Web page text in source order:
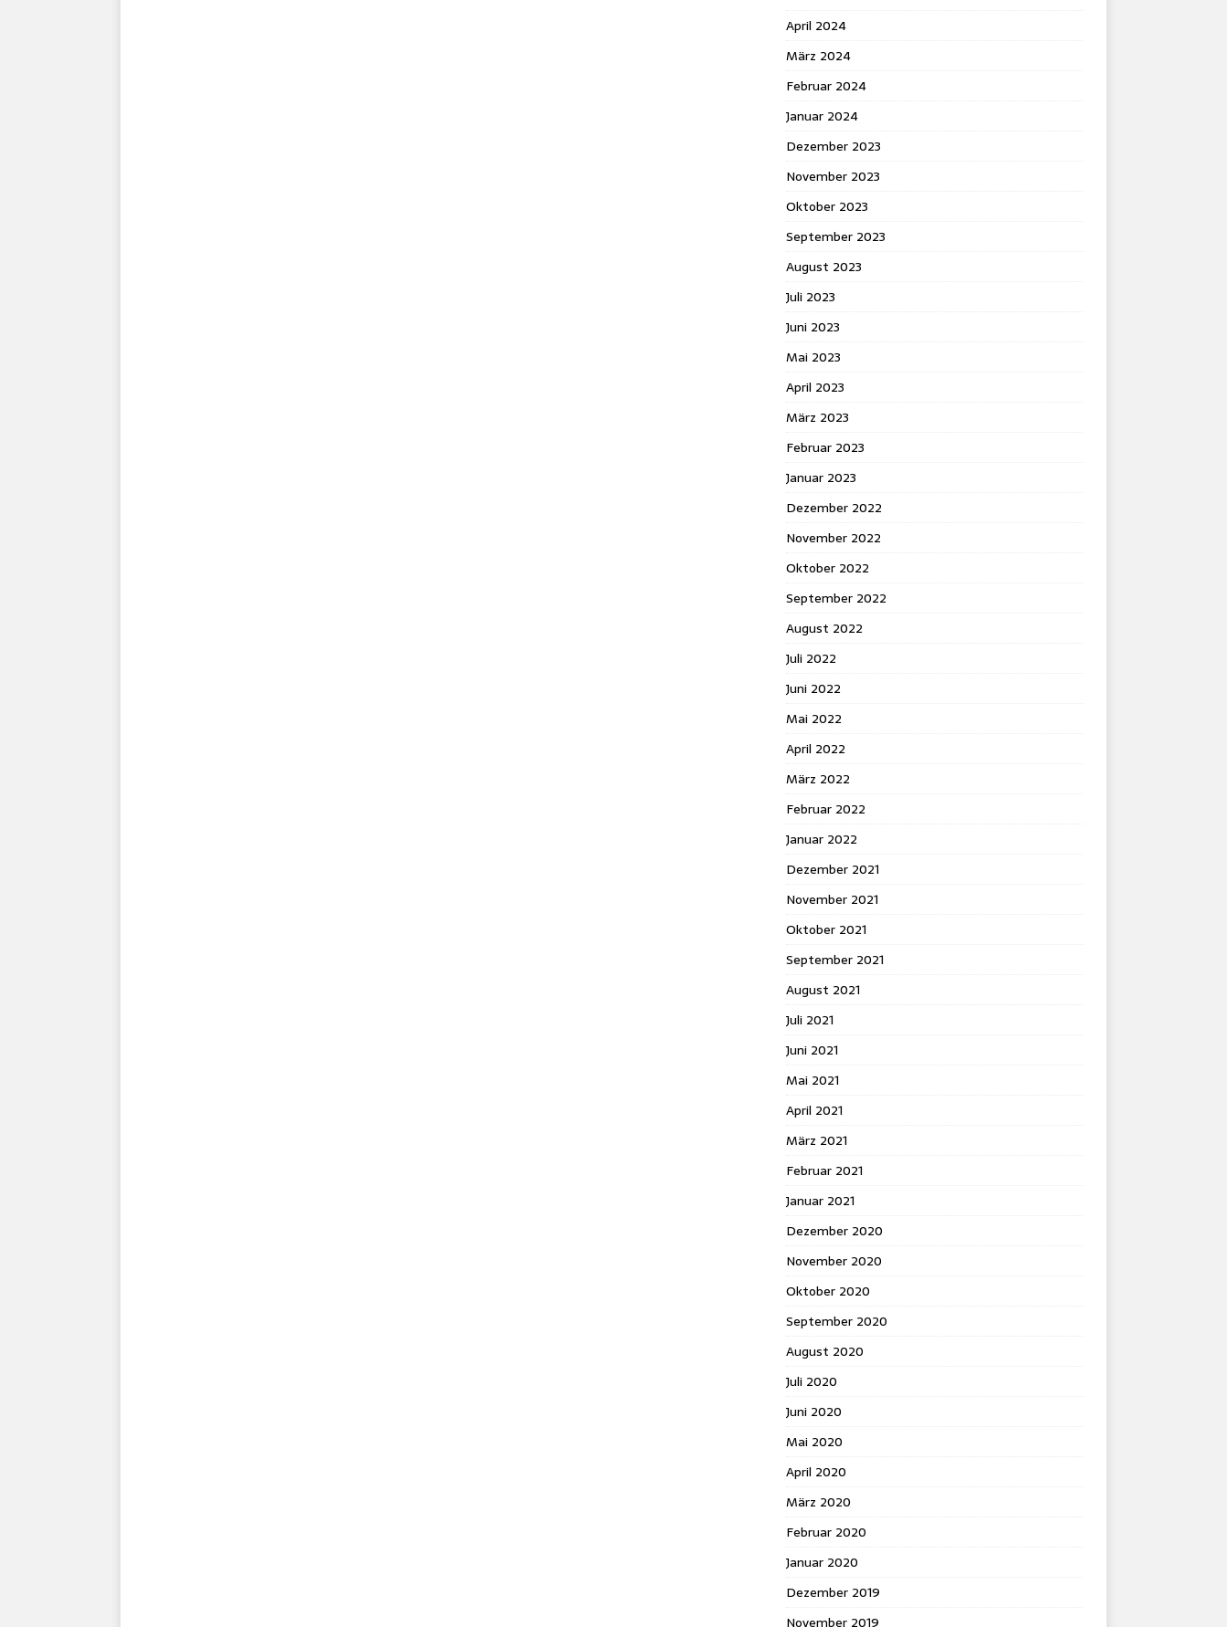
April 2024
März 2024
Februar 2024
Januar 2024
Dezember 2023
November 2023
Oktober 2023
September 2023
August 2023
Juli 2023
Juni 2023
Mai 2023
April 2023
März 2023
Februar 2023
Januar 2023
Dezember 2022
November 2022
Oktober 2022
September 2022
August 2022
Juli 2022
Juni 2022
Mai 2022
April 2022
März 2022
Februar 2022
Januar 2022
Dezember 2021
November 2021
Oktober 2021
September 2021
August 2021
Juli 2021
Juni 2021
Mai 2021
April 2021
März 2021
Februar 2021
Januar 2021
Dezember 2020
November 2020
Oktober 2020
September 2020
August 2020
Juli 2020
Juni 2020
Mai 2020
April 2020
März 2020
Februar 2020
Januar 2020
Dezember 2019
November 2019